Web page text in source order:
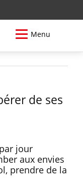
Menu
de ses
jour
aux envies
prendre de la